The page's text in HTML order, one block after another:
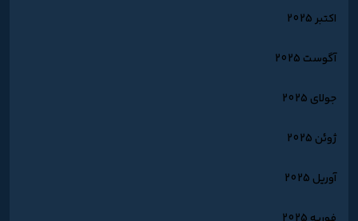
اکتبر 2025
آگوست 2025
جولای 2025
ژوئن 2025
آوریل 2025